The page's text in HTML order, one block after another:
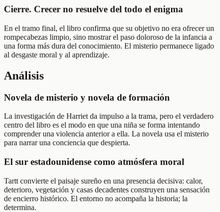
Cierre. Crecer no resuelve del todo el enigma
En el tramo final, el libro confirma que su objetivo no era ofrecer un
rompecabezas limpio, sino mostrar el paso doloroso de la infancia a
una forma más dura del conocimiento. El misterio permanece ligado
al desgaste moral y al aprendizaje.
Análisis
Novela de misterio y novela de formación
La investigación de Harriet da impulso a la trama, pero el verdadero
centro del libro es el modo en que una niña se forma intentando
comprender una violencia anterior a ella. La novela usa el misterio
para narrar una conciencia que despierta.
El sur estadounidense como atmósfera moral
Tartt convierte el paisaje sureño en una presencia decisiva: calor,
deterioro, vegetación y casas decadentes construyen una sensación
de encierro histórico. El entorno no acompaña la historia; la
determina.